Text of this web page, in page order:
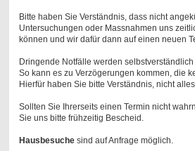
Bitte haben Sie Verständnis, dass nicht
Untersuchungen oder Massnahmen uns
können und wir dafür dann auf einen neuen
Dringende Notfälle werden
So kann es zu Verzögerungen kommen, die
Hierfür haben Sie bitte Verständnis, nicht
Sollten Sie Ihrerseits einen Termin nicht
Sie uns bitte frühzeitig Bescheid.
Hausbesuchesind auf Anfrage möglich.